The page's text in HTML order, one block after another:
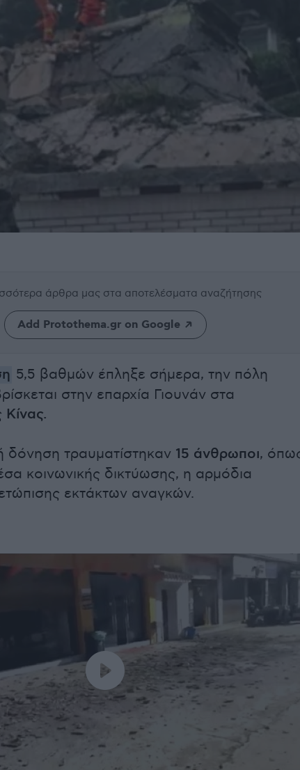
άρθρα μας στα αποτελέσματα αναζήτησης
Add Protothema.gr on Google
5,5 βαθμών έπληξε σήμερα, την πόλη
στην επαρχία Γιουνάν στα
Κίνας.
δόνηση τραυματίστηκαν 15 άνθρωποι,
κοινωνικής δικτύωσης, η αρμόδια
εκτάκτων αναγκών.